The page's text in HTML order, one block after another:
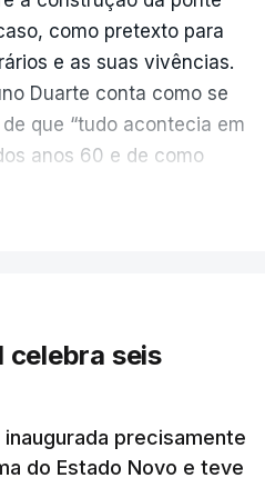
como pretexto para
e as suas vivências.
Duarte conta como se
que “tudo acontecia em
anos 60 e de como
da literatura.
da Europa. Os
dos que a construíram
celebra seis
precisamente
do Estado Novo e teve